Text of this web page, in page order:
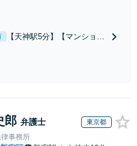
ノウハウも活用し、的確な対
軋轢を減らしながらスピーデ
【天神駅5分】【マンション
りの方、管理組合の理事の
【メール／オンライン相談
可】
郎 弁護士 東京都
事務所